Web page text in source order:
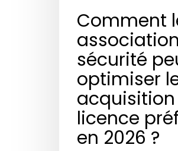
Comment
sécurité
optimiser
licence
en 2026 ?